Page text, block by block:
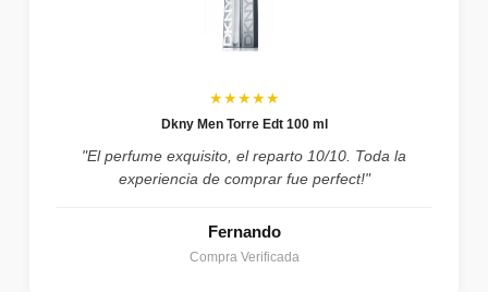
★★★★★
Dkny Men Torre Edt 100 ml
"El perfume exquisito, el reparto 10/10. Toda la
experiencia de comprar fue perfect!"
Fernando
Compra Verificada